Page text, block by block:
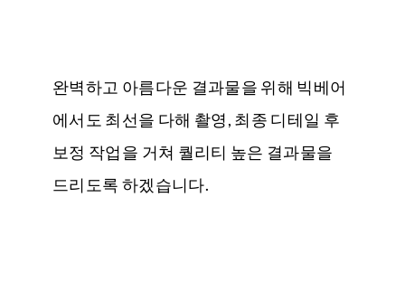
완벽하고 아름다운 결과물을 위해 빅베어
에서도 최선을 다해 촬영, 최종 디테일 후
보정 작업을 거쳐 퀄리티 높은 결과물을
드리도록 하겠습니다.